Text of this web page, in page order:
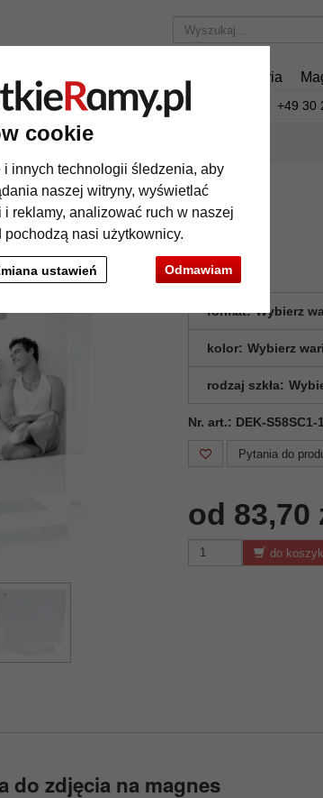
cookie
innych technologii śledzenia, aby
naszej witryny, wyświetlać
reklamy, analizować ruch w naszej
nasi użytkownicy.
Odmawiam
ustawień
na wymiar Passe-partout Akcesoria
Tylko 25,95 złza wysyłkę. +49 30
do zdjęcia na magnes
format: Wybierz
kolor: Wybierz
rodzaj szkła:
Nr. art.: DEK-S58SC1-
Pytania do
od 83,70
do
do zdjęcia na magnes